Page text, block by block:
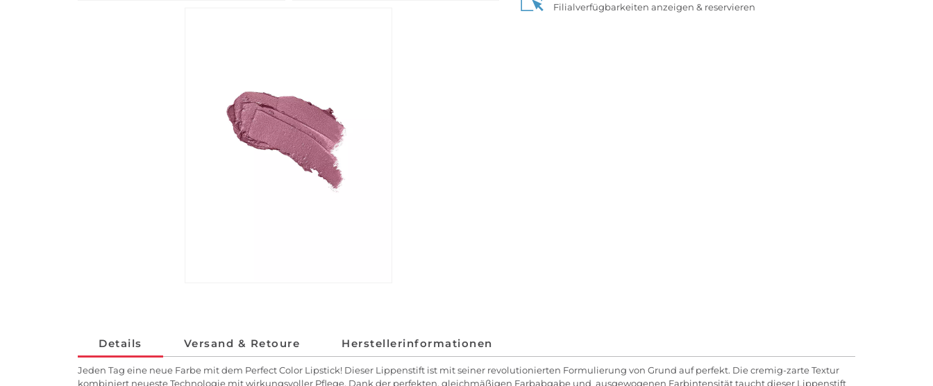
Filialverfügbarkeiten anzeigen & reservieren
Details Versand & Retoure Herstellerinformationen
Jeden Tag eine neue Farbe mit dem Perfect Color Lipstick! Dieser Lippenstift ist mit seiner revolutionierten Formulierung von Grund auf perfekt. Die cremig-zarte Textur
kombiniert neueste Technologie mit wirkungsvoller Pflege. Dank der perfekten, gleichmäßigen Farbabgabe und ausgewogenen Farbintensität taucht dieser Lippenstift